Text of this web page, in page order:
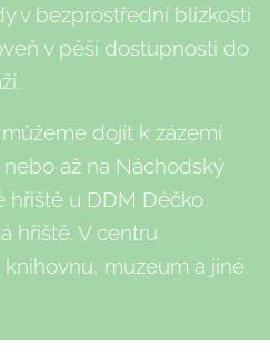
v bezprostřední blízkosti
v pěší dostupnosti do
dojít k zázemí
až na Náchodský
hřiště u DDM Déčko
hřiště. V centru
muzeum a jiné.